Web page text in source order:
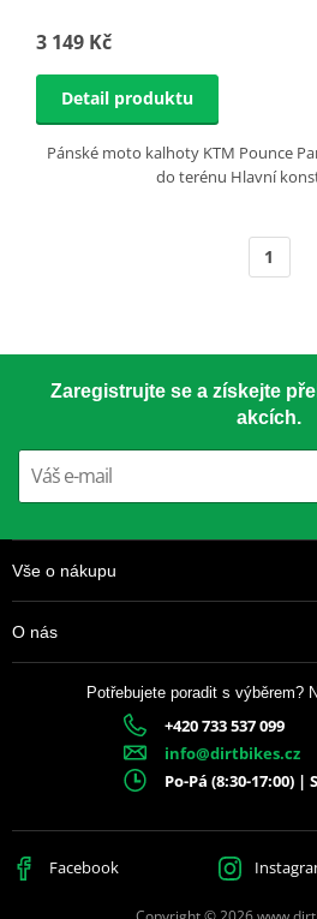
3 149 Kč
Detail produktu
Pánské moto kalhoty KTM Pounce
do terénu Hlavní
1
Zaregistrujte se a získejte
akcích.
Vše o nákupu
O nás
Potřebujete poradit s výběrem?
+420 733 537 099
info@dirtbikes.cz
Po-Pá (8:30-17:00) |
Facebook